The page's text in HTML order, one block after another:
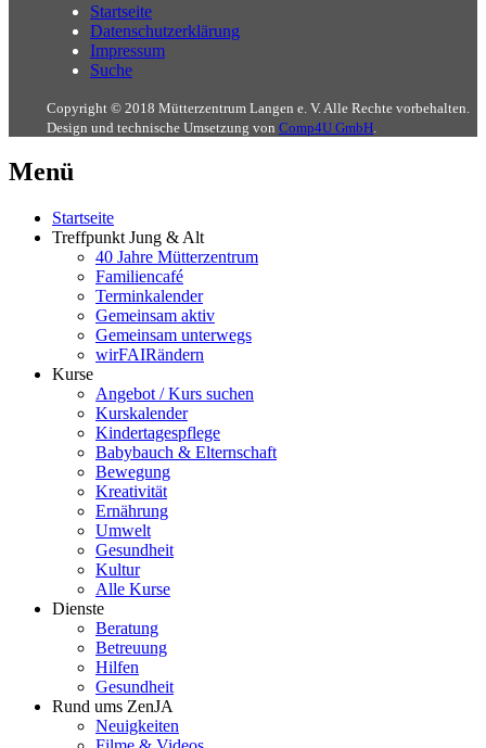
Startseite
Datenschutzerklärung
Impressum
Suche
Copyright © 2018 Mütterzentrum Langen e. V. Alle Rechte vorbehalten.
Design und technische Umsetzung von Comp4U GmbH
Menü
Startseite
Treffpunkt Jung & Alt
40 Jahre Mütterzentrum
Familiencafé
Terminkalender
Gemeinsam aktiv
Gemeinsam unterwegs
wirFAIRändern
Kurse
Angebot / Kurs suchen
Kurskalender
Kindertagespflege
Babybauch & Elternschaft
Bewegung
Kreativität
Ernährung
Umwelt
Gesundheit
Kultur
Alle Kurse
Dienste
Beratung
Betreuung
Hilfen
Gesundheit
Rund ums ZenJA
Neuigkeiten